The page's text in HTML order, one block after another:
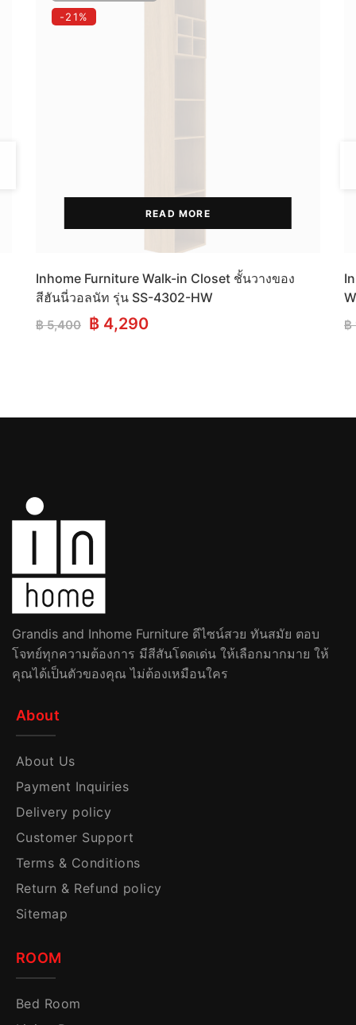
-21%
READ MORE
Inhome Furniture Walk-in Closet ชั้นวางของ
สีฮันนี่วอลนัท รุ่น SS-4302-HW
฿5,400 Original
฿ 4,290Current
฿
Grandis and Inhome Furniture ดีไซน์สวย ทันสมัย ตอบ
โจทย์ทุกความต้องการ มีสีสันโดดเด่น ให้เลือกมากมาย ให้
คุณได้เป็นตัวของคุณ ไม่ต้องเหมือนใคร
About
About Us
Payment Inquiries
Delivery policy
Customer Support
Terms & Conditions
Return & Refund policy
Sitemap
ROOM
Bed Room